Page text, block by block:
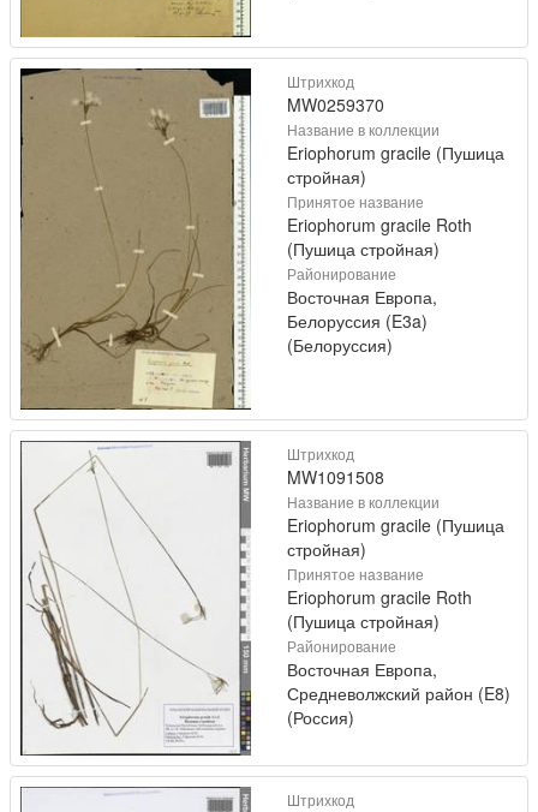
Штрихкод
MW0259370
Название в коллекции
Eriophorum gracile (Пушица
стройная)
Принятое название
Eriophorum gracile Roth
(Пушица стройная)
Районирование
Восточная Европа,
Белоруссия (E3a)
(Белоруссия)
Штрихкод
MW1091508
Название в коллекции
Eriophorum gracile (Пушица
стройная)
Принятое название
Eriophorum gracile Roth
(Пушица стройная)
Районирование
Восточная Европа,
Средневолжский район (E8)
(Россия)
Штрихкод